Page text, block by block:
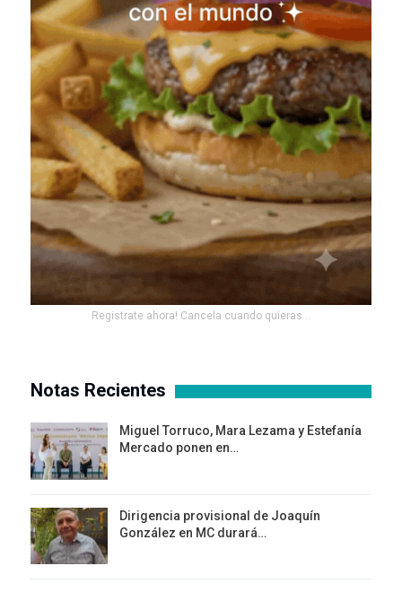
Registrate ahora! Cancela cuando quieras...
Notas Recientes
Miguel Torruco, Mara Lezama y Estefanía
Mercado ponen en…
Dirigencia provisional de Joaquín
González en MC durará…